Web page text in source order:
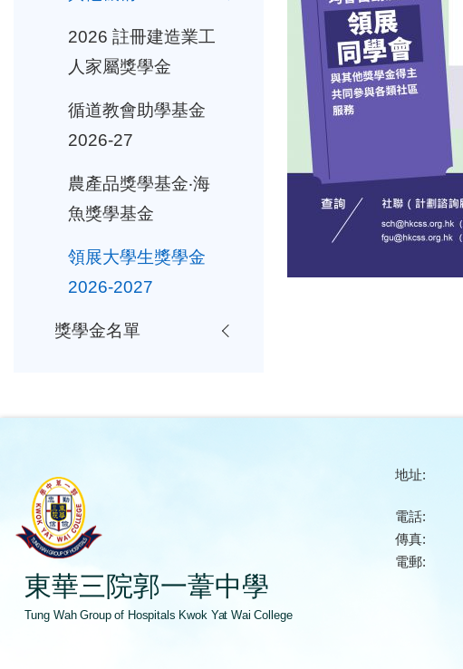
2026 註冊建造業工
人家屬獎學金
循道教會助學基金
2026-27
農產品獎學基金‧海
魚獎學基金
領展大學生獎學金
2026-2027
獎學金名單
東華三院郭一葦中學
Tung Wah Group of Hospitals Kwok Yat Wai College
地址:
電話:
傳真:
電郵: